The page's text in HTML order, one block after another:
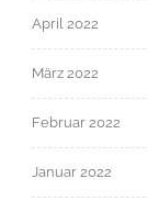
April 2022
März 2022
Februar 2022
Januar 2022